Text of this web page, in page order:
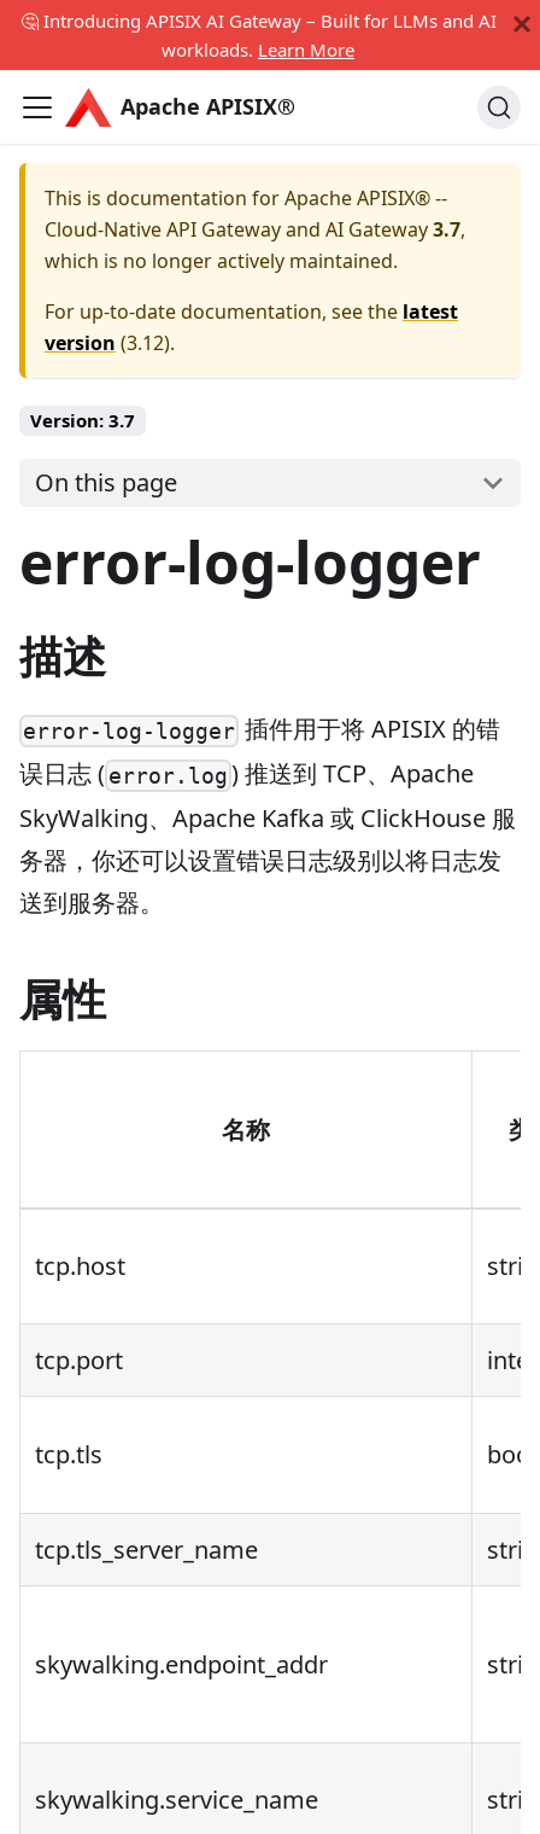
🤔 Introducing APISIX AI Gateway – Built for LLMs and AI
workloads. Learn More
Apache APISIX®
This is documentation forApache APISIX® --
Cloud-Native API Gateway and AI Gateway3.7,
which is no longer actively maintained.
For up-to-date documentation, see the latest
version (3.12).
Version: 3.7
On this page
error-log-logger
描述
error-log-logger 插件用于将 APISIX 的错
误日志 (error.log ) 推送到 TCP、Apache
SkyWalking、Apache Kafka 或 ClickHouse 服
务器，你还可以设置错误日志级别以将日志发
送到服务器。
属性
名称 类
tcp.host
tcp.port
tcp.tls
tcp.tls_server_name
skywalking.endpoint_addr
skywalking.service_name